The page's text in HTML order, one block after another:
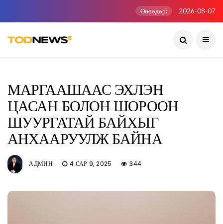
Өнөөдөр: 2026-08-07
МАРГААШААС ЭХЛЭН
ЦАСАН БОЛОН ШОРООН
ШУУРГАТАЙ БАЙХЫГ
АНХААРУУЛЖ БАЙНА
АДМИН 4 САР 9, 2025 344